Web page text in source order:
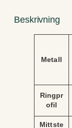
Beskrivning
ri
ä
e
Metall
Ringpr
ofil
Mittste